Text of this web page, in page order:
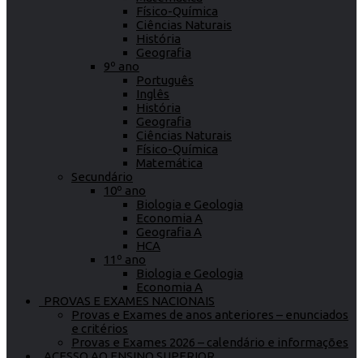
Físico-Química
Ciências Naturais
História
Geografia
9º ano
Português
Inglês
História
Geografia
Ciências Naturais
Físico-Química
Matemática
Secundário
10º ano
Biologia e Geologia
Economia A
Geografia A
HCA
11º ano
Biologia e Geologia
Economia A
PROVAS E EXAMES NACIONAIS
Provas e Exames de anos anteriores – enunciados
e critérios
Provas e Exames 2026 – calendário e informações